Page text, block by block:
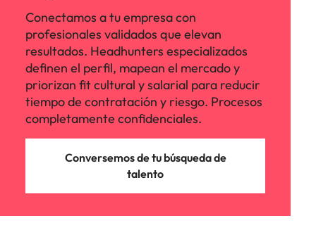
Conectamos a tu empresa con
profesionales validados que elevan
resultados. Headhunters especializados
definen el perfil, mapean el mercado y
priorizan fit cultural y salarial para reducir
tiempo de contratación y riesgo. Procesos
completamente confidenciales.
Conversemos de tu búsqueda de
talento